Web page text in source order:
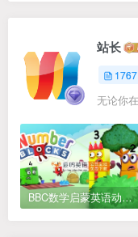
站长
1767
BBC数学启蒙英语动画Numberblocks数字积木，全七季共161集，1080P高清视频带英文字幕